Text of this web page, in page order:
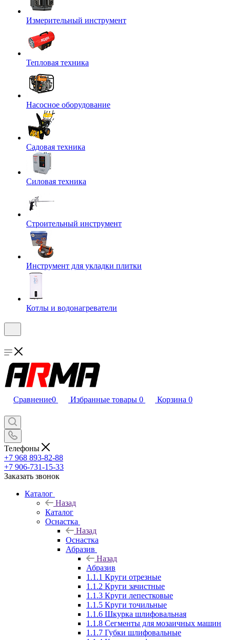
Измерительный инструмент
Тепловая техника
Насосное оборудование
Садовая техника
Силовая техника
Строительный инструмент
Инструмент для укладки плитки
Котлы и водонагреватели
Сравнение0 Избранные товары 0 Корзина 0
Телефоны
+7 968 893-82-88
+7 906-731-15-33
Заказать звонок
Каталог
Назад
Каталог
Оснастка
Назад
Оснастка
Абразив
Назад
Абразив
1.1.1 Круги отрезные
1.1.2 Круги зачистные
1.1.3 Круги лепестковые
1.1.5 Круги точильные
1.1.6 Шкурка шлифовальная
1.1.8 Сегменты для мозаичных машин
1.1.7 Губки шлифовальные